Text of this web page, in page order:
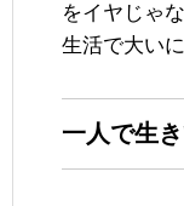
をイヤじゃ
生活で大い
一人で生